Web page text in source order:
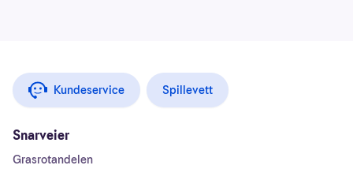
Kundeservice Spillevett
Snarveier
Grasrotandelen